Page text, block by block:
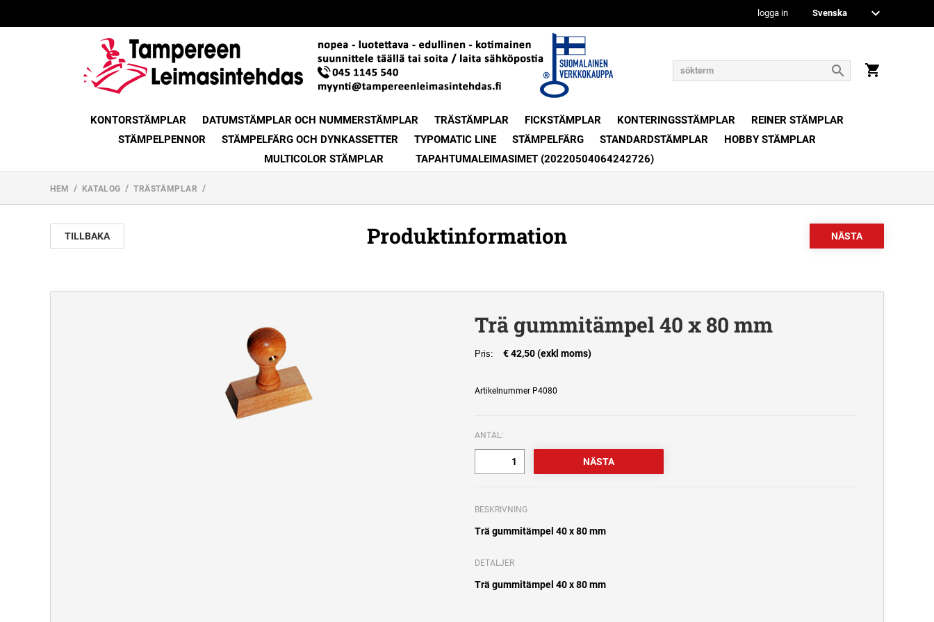
logga in
KONTORSTÄMPLAR DATUMSTÄMPLAR OCH NUMMERSTÄMPLAR TRÄSTÄMPLAR FICKSTÄMPLAR KONTERINGSSTÄMPLAR
REINER STÄMPLAR
STÄMPELPENNOR
STÄMPELFÄRG OCH DYNKASSETTER TYPOMATIC LINE STÄMPELFÄRG STANDARDSTÄMPLAR
HOBBY STÄMPLAR
MULTICOLOR STÄMPLAR
TAPAHTUMALEIMASIMET (20220504064242726)
HEM KATALOG TRÄSTÄMPLAR
TILLBAKA Produktinformation
Trä gummitämpel 40 x 80 mm
Pris: € 42,50 (exkl moms)
Artikelnummer P4080
ANTAL:
BESKRIVNING
Trä gummitämpel 40 x 80 mm
DETALJER
Trä gummitämpel 40 x 80 mm